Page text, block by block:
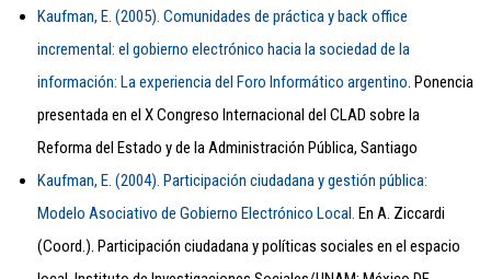
Kaufman, E. (2005). Comunidades de práctica y back office
incremental: el gobierno electrónico hacia la sociedad de la
información: La experiencia del Foro Informático argentino. Ponencia
presentada en el X Congreso Internacional del CLAD sobre la
Reforma del Estado y de la Administración Pública, Santiago
Kaufman, E. (2004). Participación ciudadana y gestión pública:
Modelo Asociativo de Gobierno Electrónico Local. En A. Ziccardi
(Coord.). Participación ciudadana y políticas sociales en el espacio